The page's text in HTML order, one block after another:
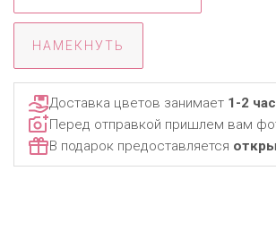
НАМЕКНУТЬ
Доставка цветов занимает 1-2
Перед отправкой пришлем вам
В подарок предоставляется